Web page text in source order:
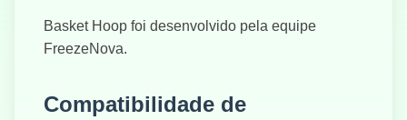
Basket Hoop foi desenvolvido pela equipe
FreezeNova.
Compatibilidade de